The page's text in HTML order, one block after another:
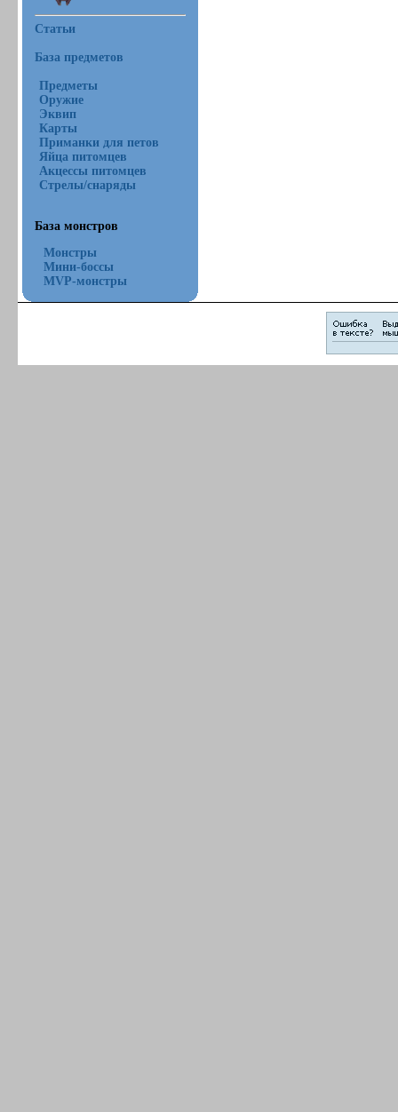
Статьи
База предметов
Предметы
Оружие
Эквип
Карты
Приманки для петов
Яйца питомцев
Акцессы питомцев
Стрелы/снаряды
База монстров
Монстры
Мини-боссы
MVP-монстры